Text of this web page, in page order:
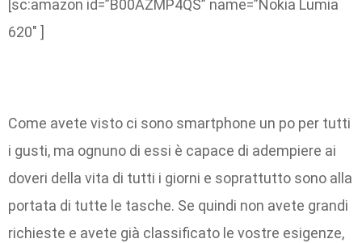
[sc:amazon id=”B00AZMP4QS” name=”Nokia Lumia
620″ ]
Come avete visto ci sono smartphone un po per tutti
i gusti, ma ognuno di essi è capace di adempiere ai
doveri della vita di tutti i giorni e soprattutto sono alla
portata di tutte le tasche. Se quindi non avete grandi
richieste e avete già classificato le vostre esigenze,